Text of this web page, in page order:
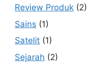
Review Produk (2)
Sains (1)
Satelit (1)
Sejarah (2)